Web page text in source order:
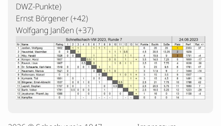
DWZ-Punkte)
Ernst Börgener (+42)
Wolfgang Janßen (+37)